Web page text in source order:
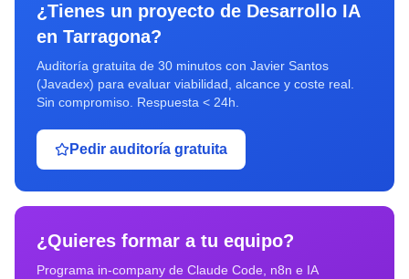
¿Tienes un proyecto de Desarrollo IA
en Tarragona?
Auditoría gratuita de 30 minutos con Javier Santos
(Javadex) para evaluar viabilidad, alcance y coste real.
Sin compromiso. Respuesta < 24h.
Pedir auditoría gratuita
¿Quieres formar a tu equipo?
Programa in-company de Claude Code, n8n e IA